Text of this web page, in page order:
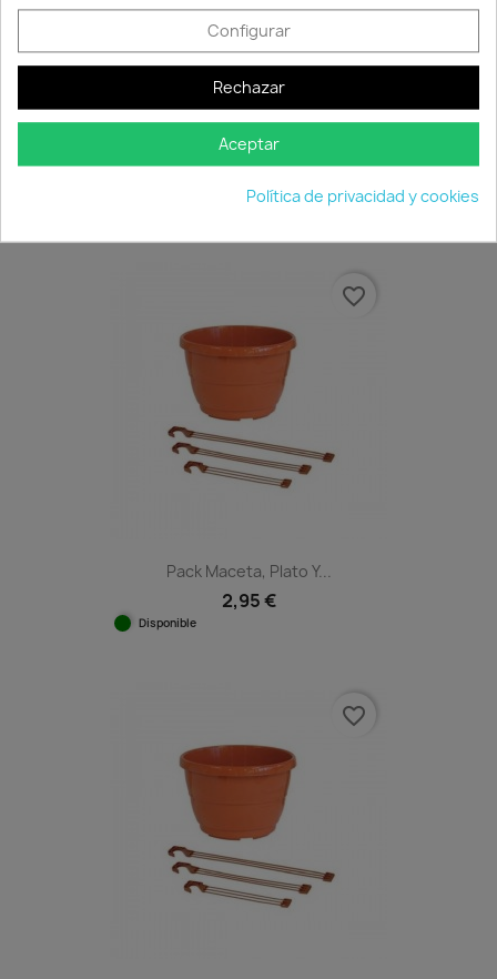
Plato Basket
Pack Maceta, Plato Y...
2,95 €
Disponible
favorite_border
favorite_border
Configurar
Rechazar
Aceptar
Política de privacidad y cookies